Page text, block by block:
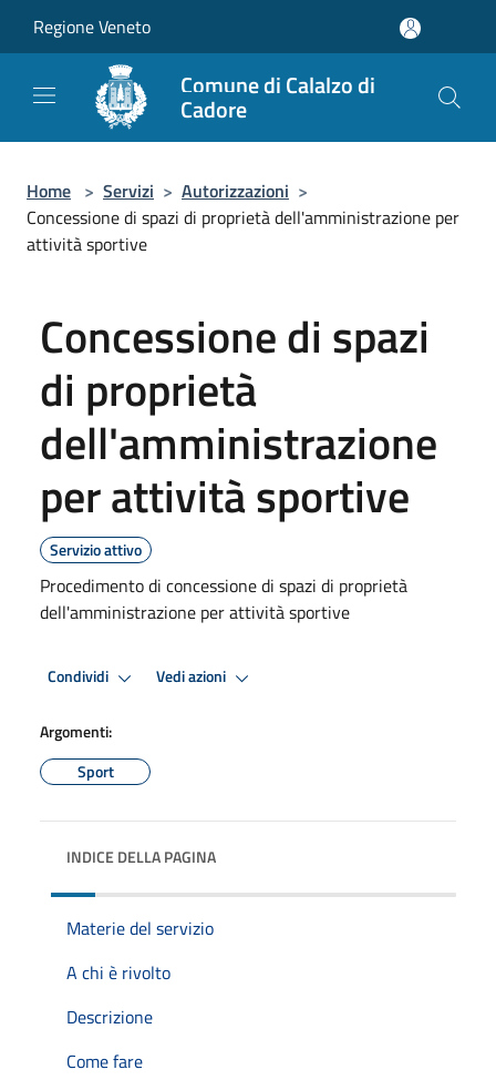
Regione Veneto
Comune di Calalzo di
Cadore
Home > Servizi > Autorizzazioni >
Concessione di spazi di proprietà dell'amministrazione per
attività sportive
Concessione di spazi
di proprietà
dell'amministrazione
per attività sportive
Servizio attivo
Procedimento di concessione di spazi di proprietà
dell'amministrazione per attività sportive
Condividi Vedi azioni
Argomenti:
Sport
INDICE DELLA PAGINA
Materie del servizio
A chi è rivolto
Descrizione
Come fare